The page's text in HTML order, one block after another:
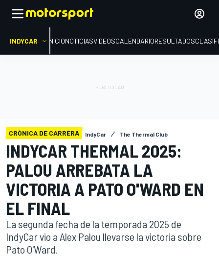
INDYCAR INICIONOTICIASVIDEOSCALENDARIORESULTADOS
CRÓNICA DE CARRERA IndyCar The Thermal Club
INDYCAR THERMAL 2025:
PALOU ARREBATA LA
VICTORIA A PATO O'WARD EN
EL FINAL
La segunda fecha de la temporada 2025 de
IndyCar vio a Alex Palou llevarse la victoria sobre
Pato O'Ward.